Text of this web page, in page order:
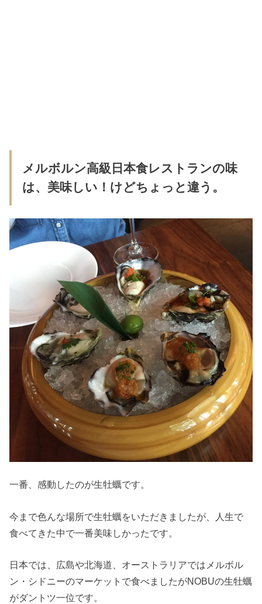
メルボルン高級日本食レストランの味
は、美味しい！けどちょっと違う。
一番、感動したのが生牡蠣です。
今まで色んな場所で生牡蠣をいただきましたが、人生で
食べてきた中で一番美味しかったです。
日本では、広島や北海道、オーストラリアではメルボル
ン・シドニーのマーケットで食べましたがNOBUの生牡蠣
がダントツ一位です。